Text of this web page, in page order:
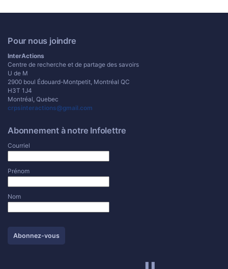
Pour nous joindre
InterActions
Centre de recherche et de partage des savoirs
U de M
2900 boul Édouard-Montpetit, Montréal QC
H3T 1J4
Montréal, Quebec
crpsinteractions@gmail.com
Abonnement à notre Infolettre
Courriel
Prénom
Nom